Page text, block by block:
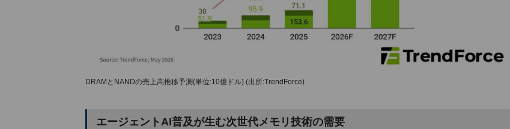
DRAMとNANDの売上高推移予測(単位:10億ドル) (出所:TrendForce)
エージェントAI普及が生む次世代メモリ技術の需要